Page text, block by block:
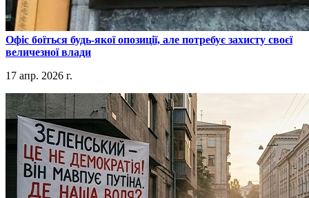
​Офіс боїться будь-якої опозиції, але потребує захисту своєї
величезної влади
17 апр. 2026 г.